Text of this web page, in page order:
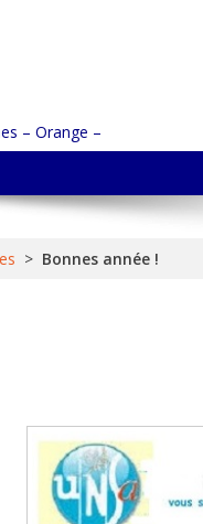
– Orange –
> Bonnes année !